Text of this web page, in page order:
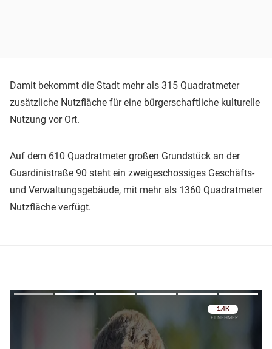
Damit bekommt die Stadt mehr als 315 Quadratmeter
zusätzliche Nutzfläche für eine bürgerschaftliche kulturelle
Nutzung vor Ort.
Auf dem 610 Quadratmeter großen Grundstück an der
Guardinistraße 90 steht ein zweigeschossiges Geschäfts-
und Verwaltungsgebäude, mit mehr als 1360 Quadratmeter
Nutzfläche verfügt.